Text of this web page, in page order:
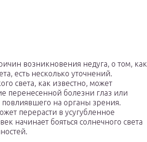
возникновения недуга, о том, как
есть несколько уточнений.
света, как известно, может
перенесенной болезни глаз или
повлиявшего на органы зрения.
перерасти в усугубленное
начинает бояться солнечного света